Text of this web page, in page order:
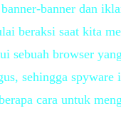
banner dan
beraksi saat kita
sebuah browser
sehingga spyware
cara untuk